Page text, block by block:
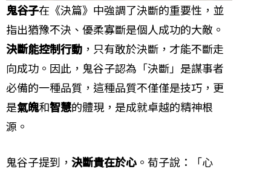
鬼谷子在《決篇》中強調了決斷的重要性，並
指出猶豫不決、優柔寡斷是個人成功的大敵。
決斷能控制行動 ，只有敢於決斷，才能不斷走
向成功。因此，鬼谷子認為「決斷」是謀事者
必備的一種品質，這種品質不僅僅是技巧，更
是氣魄和智慧的體現，是成就卓越的精神根
源。
鬼谷子提到， 決斷貴在於心 。荀子說：「心